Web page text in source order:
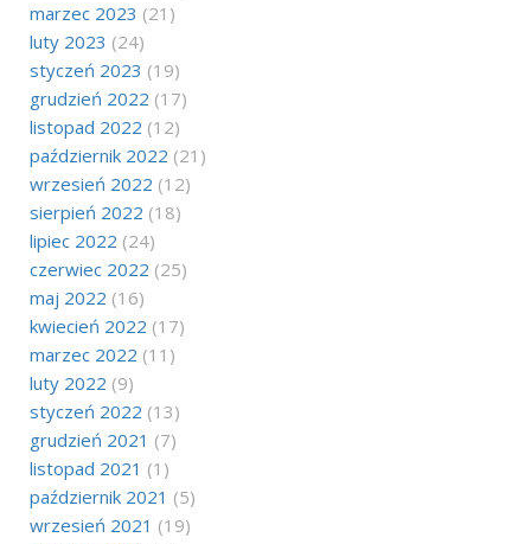
marzec 2023 (21)
luty 2023 (24)
styczeń 2023 (19)
grudzień 2022 (17)
listopad 2022 (12)
październik 2022 (21)
wrzesień 2022 (12)
sierpień 2022 (18)
lipiec 2022 (24)
czerwiec 2022 (25)
maj 2022 (16)
kwiecień 2022 (17)
marzec 2022 (11)
luty 2022 (9)
styczeń 2022 (13)
grudzień 2021 (7)
listopad 2021 (1)
październik 2021 (5)
wrzesień 2021 (19)